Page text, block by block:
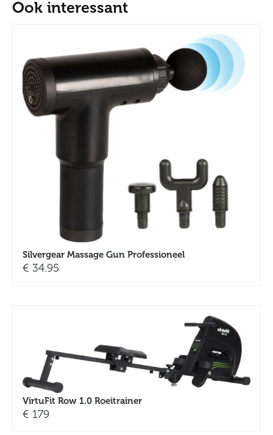
Ook interessant
Silvergear Massage Gun Professioneel
€ 34.95
VirtuFit Row 1.0 Roeitrainer
€ 179